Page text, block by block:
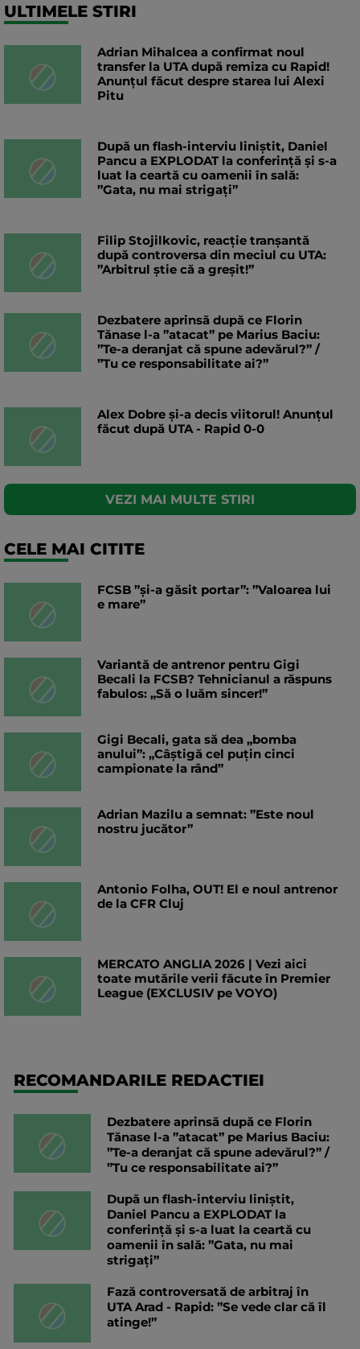
ULTIMELE STIRI
Adrian Mihalcea a confirmat noul
transfer la UTA după remiza cu Rapid!
Anunțul făcut despre starea lui Alexi
Pitu
După un flash-interviu liniștit, Daniel
Pancu a EXPLODAT la conferință și s-a
luat la ceartă cu oamenii în sală:
”Gata, nu mai strigați”
Filip Stojilkovic, reacție tranșantă
după controversa din meciul cu UTA:
”Arbitrul știe că a greșit!”
Dezbatere aprinsă după ce Florin
Tănase l-a ”atacat” pe Marius Baciu:
”Te-a deranjat că spune adevărul?” /
”Tu ce responsabilitate ai?”
Alex Dobre și-a decis viitorul! Anunțul
făcut după UTA - Rapid 0-0
VEZI MAI MULTE STIRI
CELE MAI CITITE
FCSB ”și-a găsit portar”: ”Valoarea lui
e mare”
Variantă de antrenor pentru Gigi
Becali la FCSB? Tehnicianul a răspuns
fabulos: „Să o luăm sincer!”
Gigi Becali, gata să dea „bomba
anului”: „Câștigă cel puțin cinci
campionate la rând”
Adrian Mazilu a semnat: ”Este noul
nostru jucător”
Antonio Folha, OUT! El e noul antrenor
de la CFR Cluj
MERCATO ANGLIA 2026 | Vezi aici
toate mutările verii făcute în Premier
League (EXCLUSIV pe VOYO)
RECOMANDARILE REDACTIEI
Dezbatere aprinsă după ce Florin
Tănase l-a ”atacat” pe Marius Baciu:
”Te-a deranjat că spune adevărul?” /
”Tu ce responsabilitate ai?”
După un flash-interviu liniștit,
Daniel Pancu a EXPLODAT la
conferință și s-a luat la ceartă cu
oamenii în sală: ”Gata, nu mai
strigați”
Fază controversată de arbitraj în
UTA Arad - Rapid: ”Se vede clar că îl
atinge!”